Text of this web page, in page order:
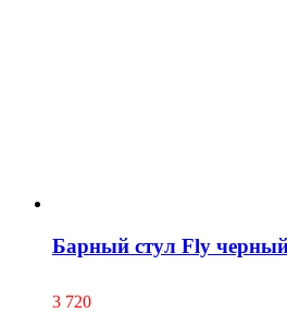
Барный стул Fly
3 720